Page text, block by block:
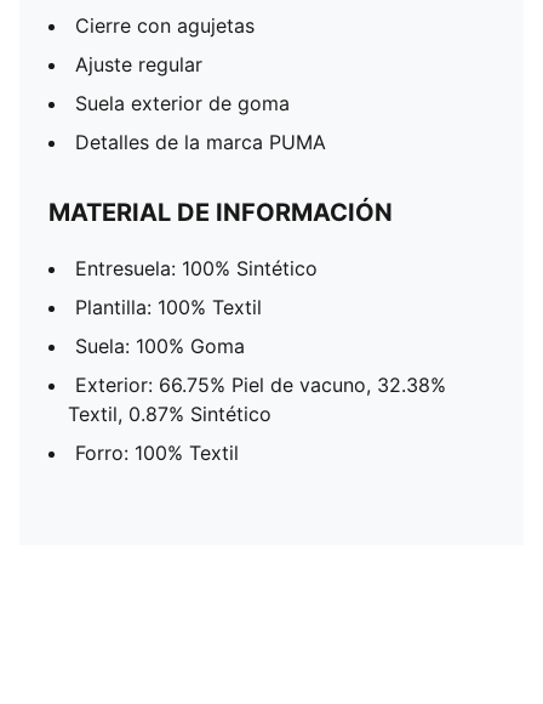
Cierre con agujetas
Ajuste regular
Suela exterior de goma
Detalles de la marca PUMA
MATERIAL DE INFORMACIÓN
Entresuela: 100% Sintético
Plantilla: 100% Textil
Suela: 100% Goma
Exterior: 66.75% Piel de vacuno, 32.38%
Textil, 0.87% Sintético
Forro: 100% Textil